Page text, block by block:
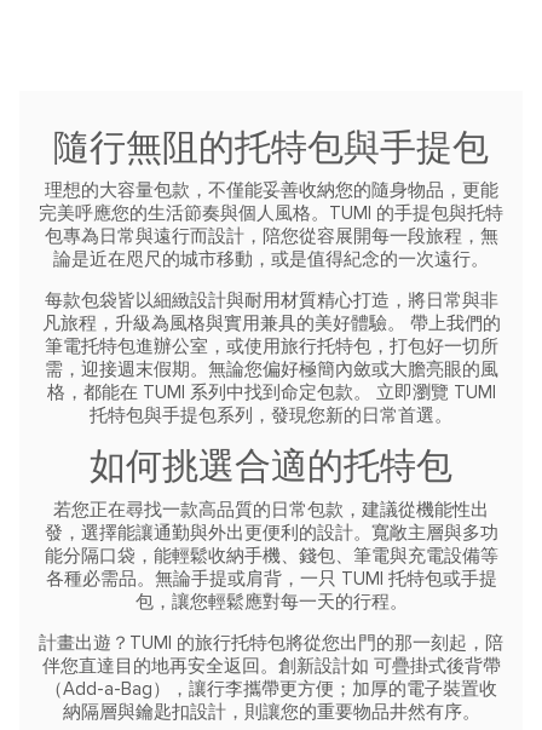
隨行無阻的托特包與手提包
理想的大容量包款，不僅能妥善收納您的隨身物品，更能
完美呼應您的生活節奏與個人風格。TUMI 的手提包與托特
包專為日常與遠行而設計，陪您從容展開每一段旅程，無
論是近在咫尺的城市移動，或是值得紀念的一次遠行。
每款包袋皆以細緻設計與耐用材質精心打造，將日常與非
凡旅程，升級為風格與實用兼具的美好體驗。
帶上我們的
筆電托特包進辦公室，或使用旅行托特包，打包好一切所
需，迎接週末假期。無論您偏好極簡內斂或大膽亮眼的風
格，都能在 TUMI 系列中找到命定包款。
立即瀏覽 TUMI
托特包與手提包系列，發現您新的日常首選。
如何挑選合適的托特包
若您正在尋找一款高品質的日常包款，建議從機能性出
發，選擇能讓通勤與外出更便利的設計。寬敞主層與多功
能分隔口袋，能輕鬆收納手機、錢包、筆電與充電設備等
各種必需品。無論手提或肩背，一只 TUMI 托特包或手提
包，讓您輕鬆應對每一天的行程。
計畫出遊？TUMI 的旅行托特包將從您出門的那一刻起，陪
伴您直達目的地再安全返回。創新設計如 可疊掛式後背帶
（Add-a-Bag），讓行李攜帶更方便；加厚的電子裝置收
納隔層與鑰匙扣設計，則讓您的重要物品井然有序。